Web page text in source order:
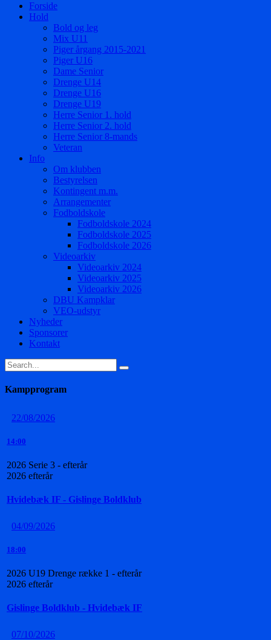
Forside
Hold
Bold og leg
Mix U11
Piger årgang 2015-2021
Piger U16
Dame Senior
Drenge U14
Drenge U16
Drenge U19
Herre Senior 1. hold
Herre Senior 2. hold
Herre Senior 8-mands
Veteran
Info
Om klubben
Bestyrelsen
Kontingent m.m.
Arrangementer
Fodboldskole
Fodboldskole 2024
Fodboldskole 2025
Fodboldskole 2026
Videoarkiv
Videoarkiv 2024
Videoarkiv 2025
Videoarkiv 2026
DBU Kampklar
VEO-udstyr
Nyheder
Sponsorer
Kontakt
Kampprogram
22/08/2026
14:00
2026 Serie 3 - efterår
2026 efterår
Hvidebæk IF - Gislinge Boldklub
04/09/2026
18:00
2026 U19 Drenge række 1 - efterår
2026 efterår
Gislinge Boldklub - Hvidebæk IF
07/10/2026